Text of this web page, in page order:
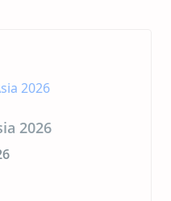
2026